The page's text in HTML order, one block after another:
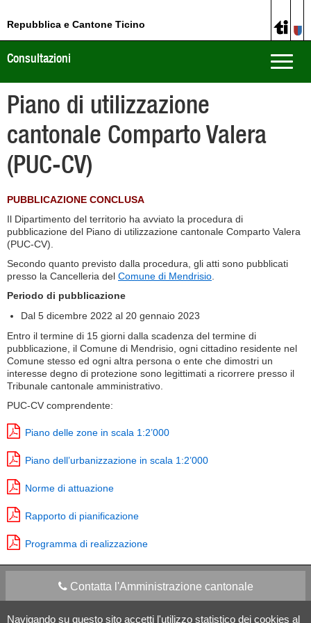
Navigando su questo sito accetti l'utilizzo statistico dei cookies al
Repubblica e Cantone Ticino
Toggle
Consultazioni
Piano di utilizzazione
cantonale Comparto Valera
(PUC-CV)
PUBBLICAZIONE CONCLUSA
Il Dipartimento del territorio ha avviato la procedura di
pubblicazione del Piano di utilizzazione cantonale Comparto Valera
(PUC-CV).
Secondo quanto previsto dalla procedura, gli atti sono pubblicati
presso la Cancelleria del Comune di Mendrisio
Periodo di pubblicazione
Dal 5 dicembre 2022 al 20 gennaio 2023
Entro il termine di 15 giorni dalla scadenza del termine di
pubblicazione, il Comune di Mendrisio, ogni cittadino residente nel
Comune stesso ed ogni altra persona o ente che dimostri un
interesse degno di protezione sono legittimati a ricorrere presso il
Tribunale cantonale amministrativo.
PUC-CV comprendente:
Piano delle zone in scala 1:2’000
Piano dell’urbanizzazione in scala 1:2’000
Norme di attuazione
Rapporto di pianificazione
Programma di realizzazione
Contatta l'Amministrazione cantonale